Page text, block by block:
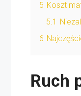
5 Koszt
5.1
6
Ruch